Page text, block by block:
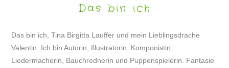
Das bin ich
Das bin ich, Tina Birgitta Lauffer und mein Lieblingsdrache
Valentin. Ich bin Autorin, Illustratorin, Komponistin,
Liedermacherin, Bauchrednerin und Puppenspielerin. Fantasie